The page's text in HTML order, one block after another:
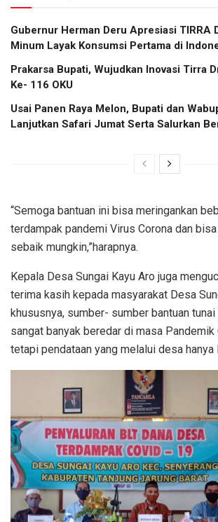
Gubernur Herman Deru Apresiasi TIRRA
Minum Layak Konsumsi Pertama di
Prakarsa Bupati, Wujudkan Inovasi Tirra
Ke- 116 OKU
Usai Panen Raya Melon, Bupati dan
Lanjutkan Safari Jumat Serta Salurkan
“Semoga bantuan ini bisa meringankan
terdampak pandemi Virus Corona dan
sebaik mungkin,”harapnya.
Kepala Desa Sungai Kayu Aro juga
terima kasih kepada masyarakat Desa
khususnya, sumber- sumber bantuan tunai
sangat banyak beredar di masa
tetapi pendataan yang melalui desa hanya